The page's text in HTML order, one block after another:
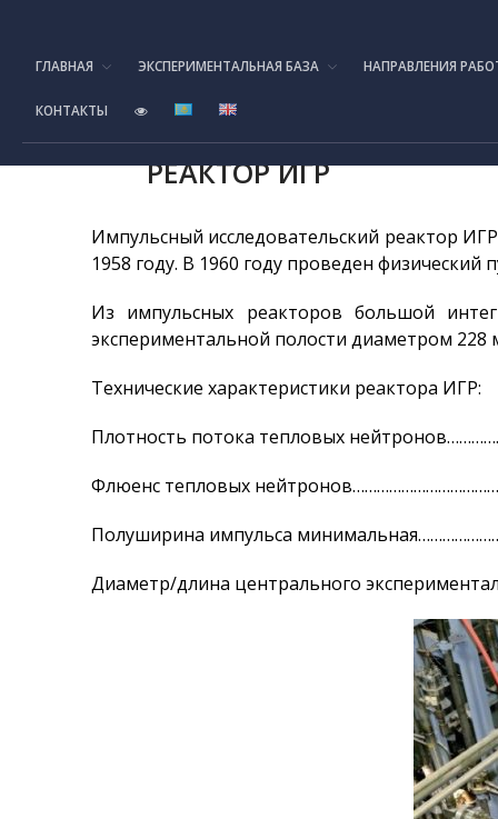
ГЛАВНАЯ ЭКСПЕРИМЕНТАЛЬНАЯ БАЗА НАПРАВЛЕНИЯ
КОНТАКТЫ
РЕАКТОР ИГР
Импульсный исследовательский реактор
1958 году. В 1960 году проведен физический
Из импульсных реакторов большой
экспериментальной полости диаметром
Технические характеристики реактора ИГР:
Плотность потока тепловых
Флюенс тепловых
Полуширина импульса
Диаметр/длина центрального